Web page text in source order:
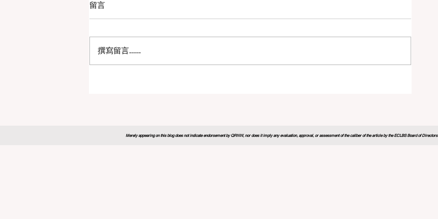
留言
撰寫留言......
Merely appearing on this blog does not indicate endorsement by QRNW, nor does it imply any evaluation, approval, or assessment of the caliber of the article by the ECLBS Board of